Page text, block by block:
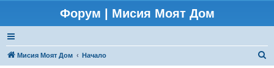
Форум | Мисия Моят Дом
Мисия Моят Дом Начало